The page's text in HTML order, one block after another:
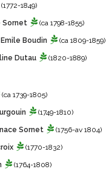
(1772-1849)
Sornet (ca 1798-1855)
Boudin (ca 1809-1859)
Dutau (1820-1889)
(ca 1739-1805)
(1749-1810)
Sornet (1756-av 1804)
(1770-1832)
(1764-1808)